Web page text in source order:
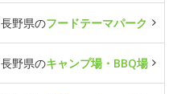
長野県のフードテーマパーク
長野県のキャンプ場・BBQ場